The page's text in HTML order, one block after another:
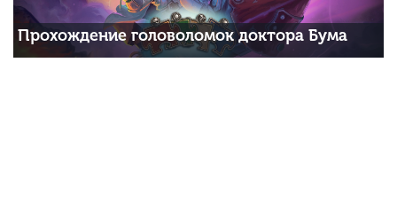
Прохождение головоломок доктора Бума